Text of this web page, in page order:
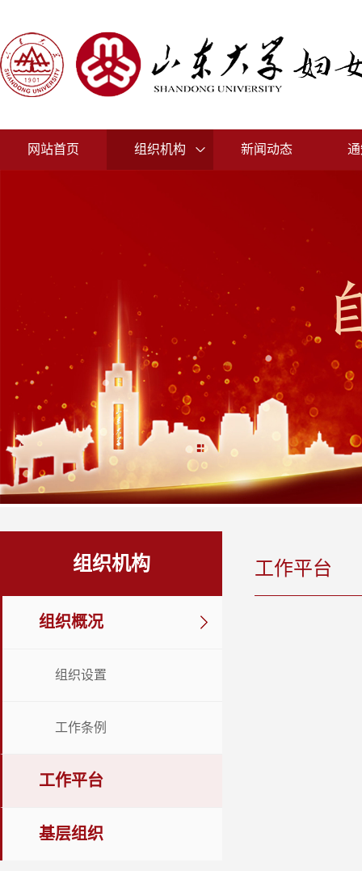
网站首页 组织机构 新闻动态
组织机构
组织概况
组织设置
工作条例
工作平台
基层组织
工作平台